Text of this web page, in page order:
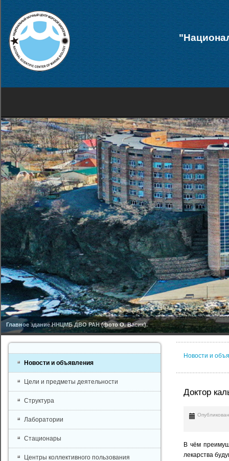
Главное здание ННЦМБ ДВО РАН (фото О. Васик).
Новости и
Доктор
В чём
лекарства
Новости и объявления
Цели и предметы деятельности
Структура
Лаборатории
Стационары
Центры коллективного пользования